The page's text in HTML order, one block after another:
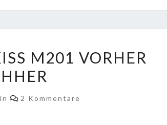
M201 VORHER
Kommentare
2 Kommentare